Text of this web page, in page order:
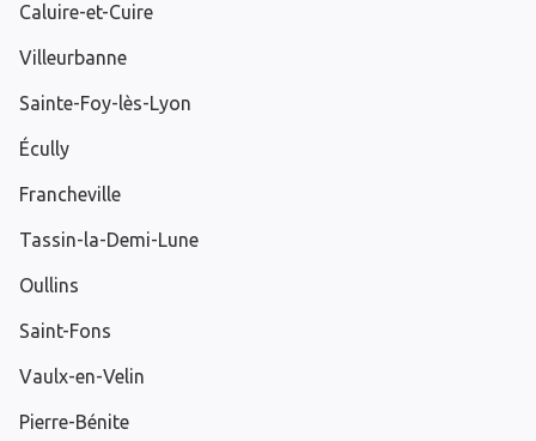
Caluire-et-Cuire
Villeurbanne
Sainte-Foy-lès-Lyon
Écully
Francheville
Tassin-la-Demi-Lune
Oullins
Saint-Fons
Vaulx-en-Velin
Pierre-Bénite